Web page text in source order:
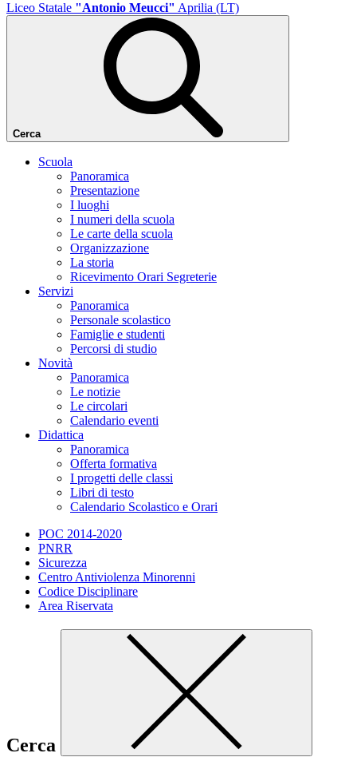
Liceo Statale "Antonio Meucci" Aprilia (LT)
Cerca
Scuola
Panoramica
Presentazione
I luoghi
I numeri della scuola
Le carte della scuola
Organizzazione
La storia
Ricevimento Orari Segreterie
Servizi
Panoramica
Personale scolastico
Famiglie e studenti
Percorsi di studio
Novità
Panoramica
Le notizie
Le circolari
Calendario eventi
Didattica
Panoramica
Offerta formativa
I progetti delle classi
Libri di testo
Calendario Scolastico e Orari
POC 2014-2020
PNRR
Sicurezza
Centro Antiviolenza Minorenni
Codice Disciplinare
Area Riservata
Cerca